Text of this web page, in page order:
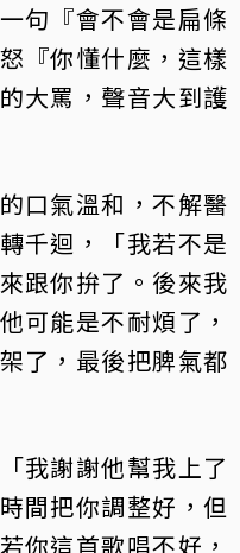
句『會不會是扁條
『你懂什麼，這樣
大罵，聲音大到護
口氣溫和，不解醫
千迴，「我若不是
跟你拚了。後來我
可能是不耐煩了，
了，最後把脾氣都
我謝謝他幫我上了
間把你調整好，但
你這首歌唱不好，